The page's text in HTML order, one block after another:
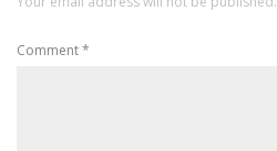
Comment*